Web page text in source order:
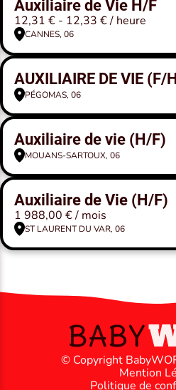
Auxiliaire de Vie H/F
12,31 € - 12,33 € / heure
CANNES, 06
AUXILIAIRE DE VIE (F/
PÉGOMAS, 06
Auxiliaire de vie (H/F)
MOUANS-SARTOUX, 06
Auxiliaire de Vie (H/F)
1 988,00 € / mois
ST LAURENT DU VAR, 06
© Copyright
Mention
Politique de